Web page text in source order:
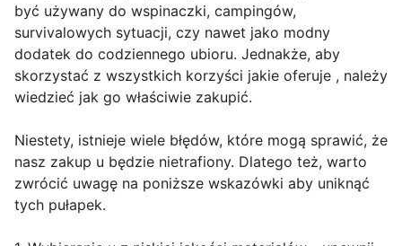
być używany do wspinaczki, campingów,
survivalowych sytuacji, czy nawet jako modny
dodatek do codziennego ubioru. Jednakże, aby
skorzystać z wszystkich korzyści jakie oferuje , należy
wiedzieć jak go właściwie zakupić.
Niestety, istnieje wiele błędów, które mogą sprawić, że
nasz zakup u będzie nietrafiony. Dlatego też, warto
zwrócić uwagę na poniższe wskazówki aby uniknąć
tych pułapek.